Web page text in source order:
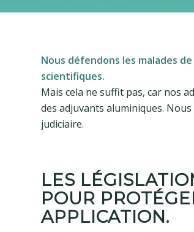
Nous défendons les malades
scientifiques.
Mais cela ne suffit pas, car nos
des adjuvants aluminiques.
judiciaire.
LES
POUR
APPLICATION.